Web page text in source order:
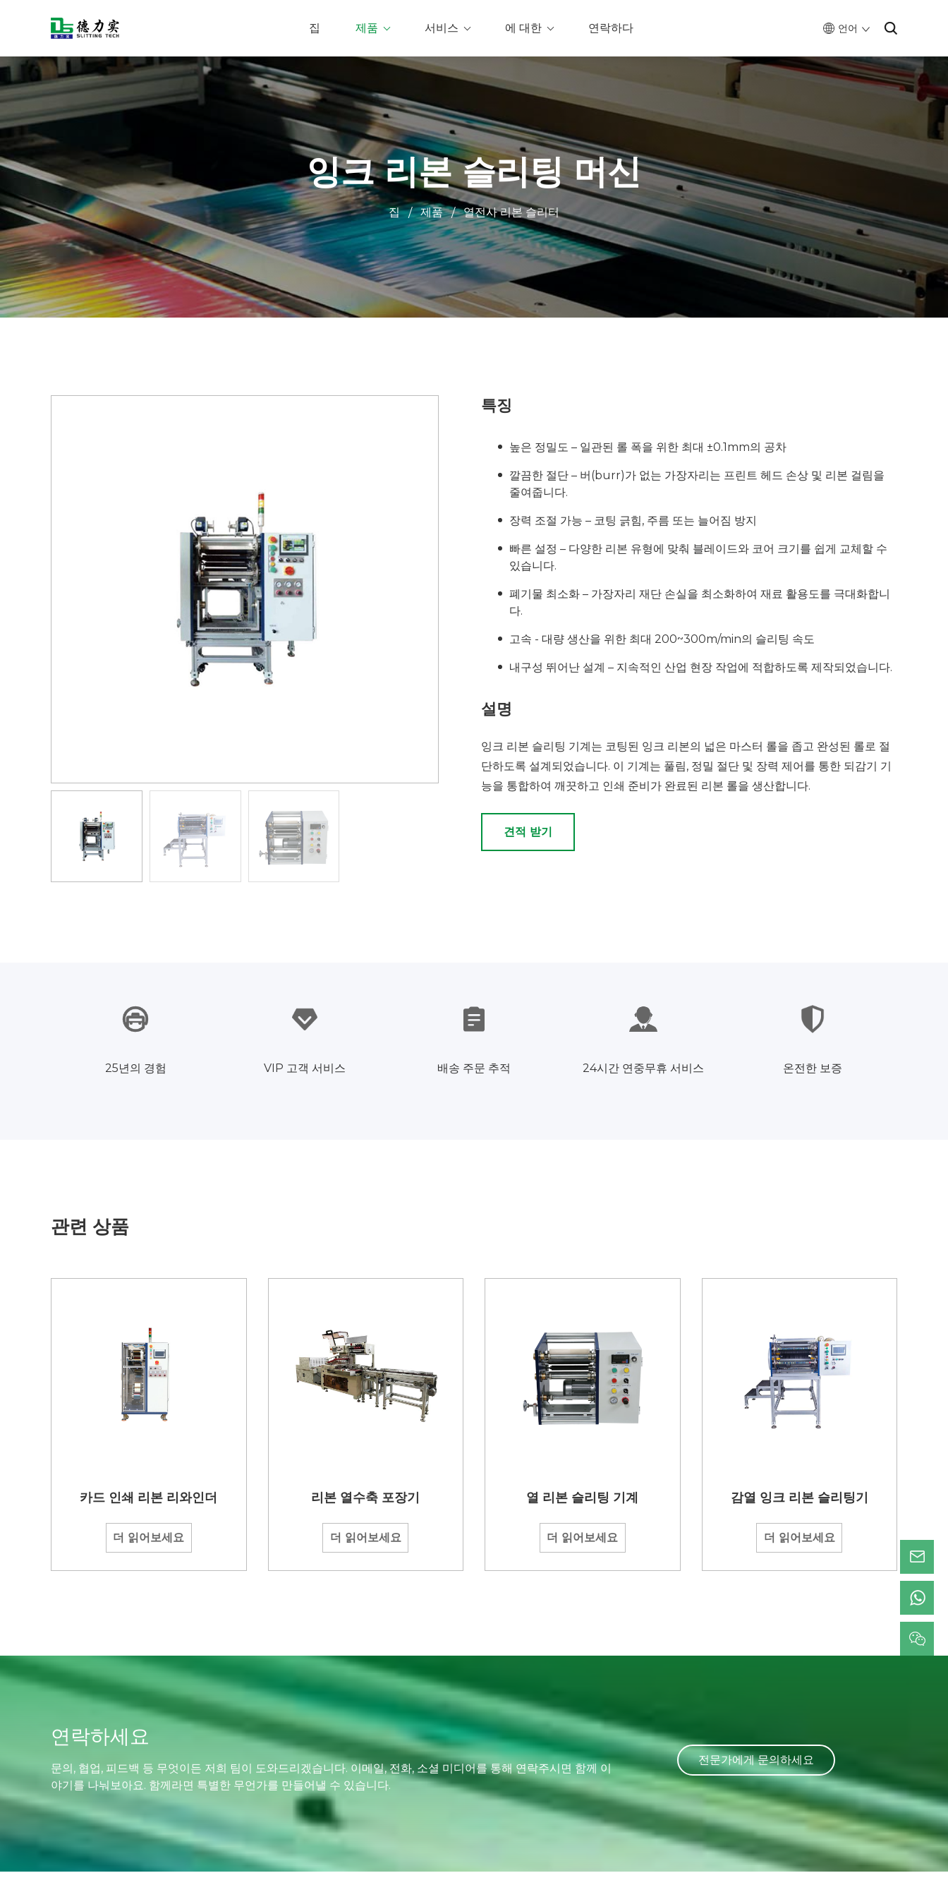
집 제품 서비스 에 대한 연락하다 언어
잉크 리본 슬리팅 머신
집 / 제품 / 열전사 리본 슬리터
0
특징
높은 정밀도 – 일관된 롤 폭을 위한 최대 ±0.1mm의 공차
깔끔한 절단 – 버(burr)가 없는 가장자리는 프린트 헤드 손상 및 리본 걸림을
줄여줍니다.
장력 조절 가능 – 코팅 긁힘, 주름 또는 늘어짐 방지
빠른 설정 – 다양한 리본 유형에 맞춰 블레이드와 코어 크기를 쉽게 교체할 수
있습니다.
폐기물 최소화 – 가장자리 재단 손실을 최소화하여 재료 활용도를 극대화합니
다.
고속 - 대량 생산을 위한 최대 200~300m/min의 슬리팅 속도
내구성 뛰어난 설계 – 지속적인 산업 현장 작업에 적합하도록 제작되었습니다.
설명
잉크 리본 슬리팅 기계는 코팅된 잉크 리본의 넓은 마스터 롤을 좁고 완성된 롤로 절
단하도록 설계되었습니다. 이 기계는 풀림, 정밀 절단 및 장력 제어를 통한 되감기 기
능을 통합하여 깨끗하고 인쇄 준비가 완료된 리본 롤을 생산합니다.
견적 받기
25년의 경험 VIP 고객 서비스 배송 주문 추적 24시간 연중무휴 서비스 온전한 보증
관련 상품
카드 인쇄 리본 리와인더
더 읽어보세요
리본 열수축 포장기
더 읽어보세요
열 리본 슬리팅 기계
더 읽어보세요
감열 잉크 리본 슬리팅기
더 읽어보세요
연락하세요
문의, 협업, 피드백 등 무엇이든 저희 팀이 도와드리겠습니다. 이메일, 전화, 소셜 미디어를 통해 연락주시면 함께 이
야기를 나눠보아요. 함께라면 특별한 무언가를 만들어낼 수 있습니다.
전문가에게 문의하세요